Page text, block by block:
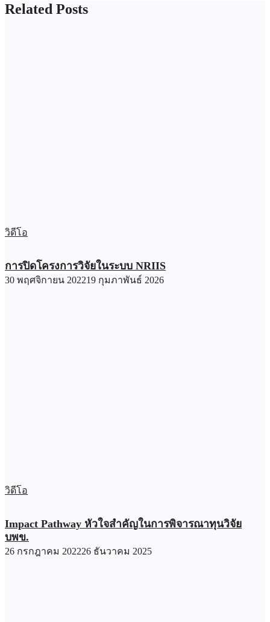
Related Posts
วิดีโอ
การปิดโครงการวิจัยในระบบ NRIIS
30 พฤศจิกายน 202219 กุมภาพันธ์ 2026
วิดีโอ
Impact Pathway หัวใจสำคัญในการพิจารณาทุนวิจัย
บพข.
26 กรกฎาคม 202226 ธันวาคม 2025